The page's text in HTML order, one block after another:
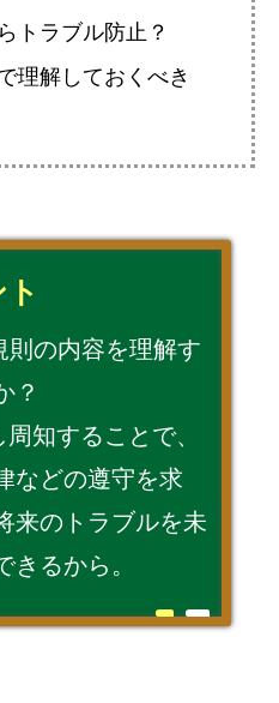
トラブル防止？
理解しておくべき
則の内容を理解す
？
知することで、
などの遵守を求
来のトラブルを未
るから。